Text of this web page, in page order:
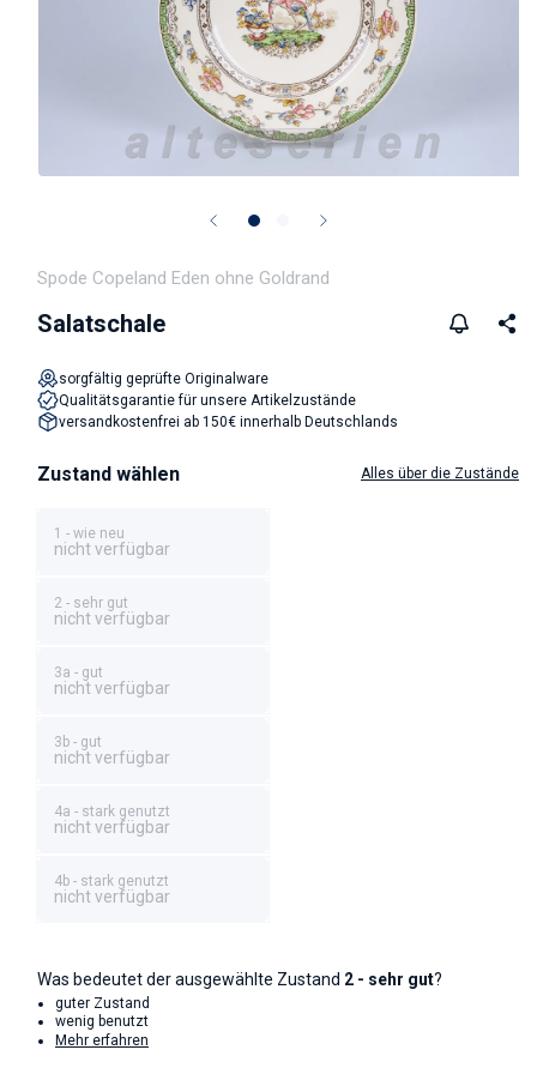
Spode Copeland Eden ohne Goldrand
Salatschale
sorgfältig geprüfte Originalware
Qualitätsgarantie für unsere Artikelzustände
versandkostenfrei ab 150€ innerhalb Deutschlands
Zustand wählen Alles über die Zustände
1 - wie neu
nicht verfügbar
2 - sehr gut
nicht verfügbar
3a - gut
nicht verfügbar
3b - gut
nicht verfügbar
4a - stark genutzt
nicht verfügbar
4b - stark genutzt
nicht verfügbar
Was bedeutet der ausgewählte Zustand 2 - sehr gut?
guter Zustand
wenig benutzt
Mehr erfahren